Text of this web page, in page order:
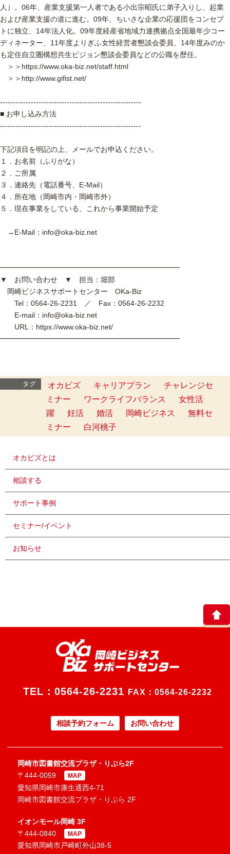
人）。06年、産業支援第一人者である小出宗昭氏に弟子入りし、起業
および産業支援の道に進む。09年、ちいさな企業の応援団をコンセプ
トに独立、14年法人化。09年度経産省地域力連携拠点全国最年少コー
ディネーター、11年度よりぎふ女性経営者懇談会委員、14年度みのか
も定住自立圏構想共生ビジョン懇談会委員などの公職を歴任。
＞＞https://www.oka-biz.net/staff.html
＞＞http://www.gifist.net/
-------------------------------------------------------
■ お申し込み方法
-------------------------------------------------------
下記項目を明記の上、メールでお申込ください。
１．お名前（ふりがな）
２．ご所属
３．連絡先（電話番号、E-Mail）
４．所在地（岡崎市内・岡崎市外）
５．現在事業をしている、これから事業開始予定
→E-Mail：info@oka-biz.net
━━━━━━━━━━━━━━━━━━━━━━━━━
▼ お問い合わせ ▼ 担当：堀部
岡崎ビジネスサポートセンター OKa-Biz
Tel：0564-26-2231 ／ Fax：0564-26-2232
E-mail：info@oka-biz.net
URL：https://www.oka-biz.net/
━━━━━━━━━━━━━━━━━━━━━━━━━
タグ オカビズ キャリアプラン
チャレンジセ
ミナー
ワークライフバランス
女性活
躍
妊活 婚活 岡崎ビジネス
無料セ
ミナー
白河桃子
オカビズとは
相談する
サポート事例
セミナー/イベント
お知らせ
TEL： 0564-26-2231 FAX：0564-26-2232
相談予約フォーム お問い合わせ
岡崎市図書館交流プラザ・りぶら2F
〒444-0059
MAP
愛知県岡崎市康生通西4-71
岡崎市図書館交流プラザ・りぶら 2F
イオンモール岡崎 3F
〒444-0840
MAP
愛知県岡崎市戸崎町外山38-5